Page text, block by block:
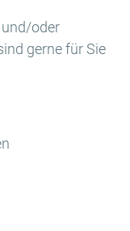
oder
gerne für Sie